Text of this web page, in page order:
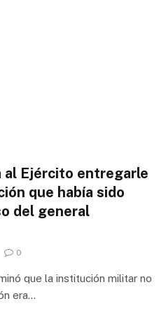
al Ejército entregarle
que había sido
del general
0
que la institución militar no
era…